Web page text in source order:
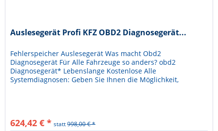
Auslesegerät Profi KFZ OBD2 Diagnosegerät...
Fehlerspeicher Auslesegerät Was macht Obd2
Diagnosegerät Für Alle Fahrzeuge so anders? obd2
Diagnosegerät* Lebenslange Kostenlose Alle
Systemdiagnosen: Geben Sie Ihnen die Möglichkeit,
624,42 € * statt998,00 € *